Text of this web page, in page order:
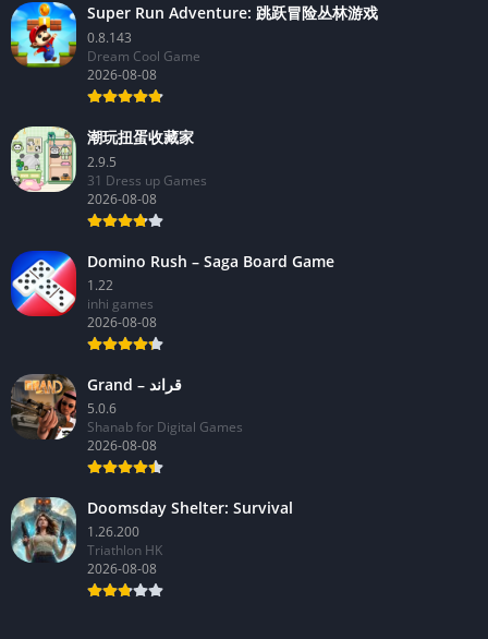
Super Run Adventure: 跳跃冒险丛林游戏
0.8.143
Dream Cool Game
2026-08-08
潮玩扭蛋收藏家
2.9.5
31 Dress up Games
2026-08-08
Domino Rush – Saga Board Game
1.22
inhi games
2026-08-08
Grand – قراند
5.0.6
Shanab for Digital Games
2026-08-08
Doomsday Shelter: Survival
1.26.200
Triathlon HK
2026-08-08